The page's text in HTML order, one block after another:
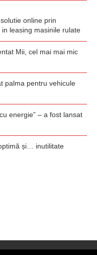
online prin
leasing masinile rulate
Mii, cel mai mai mic
palma pentru vehicule
energie” – a fost lansat
și… inutilitate